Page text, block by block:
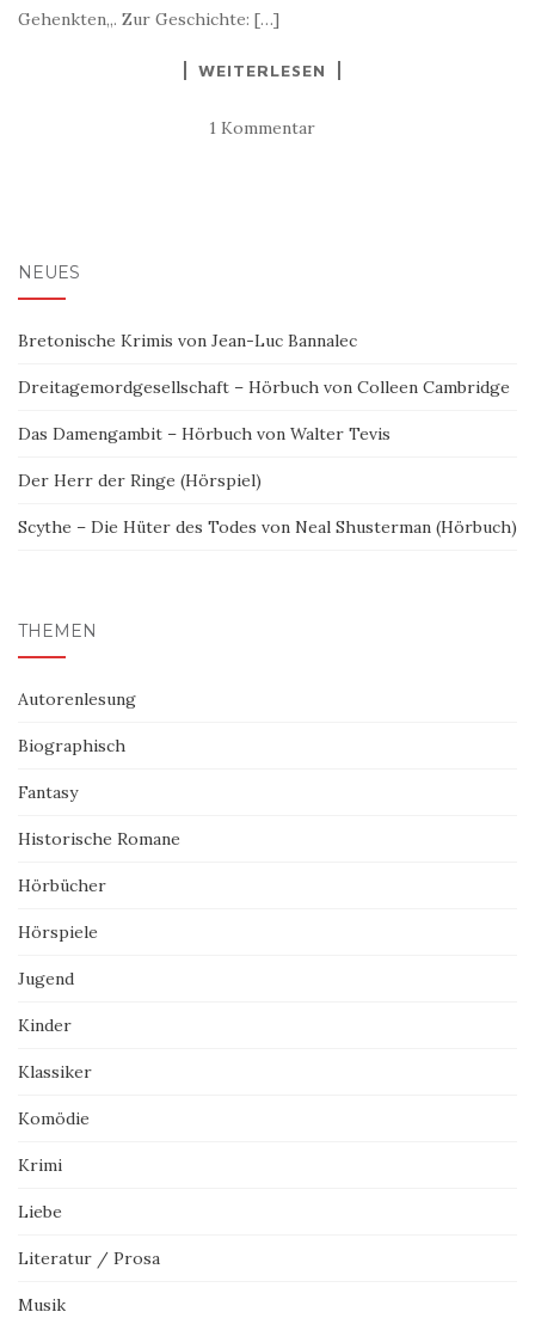
Gehenkten„. Zur Geschichte: […]
WEITERLESEN
1 Kommentar
NEUES
Bretonische Krimis von Jean-Luc Bannalec
Dreitagemordgesellschaft – Hörbuch von Colleen Cambridge
Das Damengambit – Hörbuch von Walter Tevis
Der Herr der Ringe (Hörspiel)
Scythe – Die Hüter des Todes von Neal Shusterman (Hörbuch)
THEMEN
Autorenlesung
Biographisch
Fantasy
Historische Romane
Hörbücher
Hörspiele
Jugend
Kinder
Klassiker
Komödie
Krimi
Liebe
Literatur / Prosa
Musik